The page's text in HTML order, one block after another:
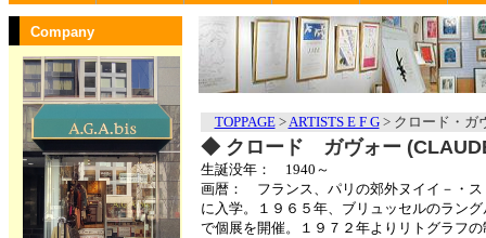
Company
TOPPAGE>ARTISTS E F G > クロード・ガ
◆ クロード ガヴォー
生誕没年： 1940～
画暦： フランス、パリの郊外ヌイイ－・ス
に入学。１９６５年、ブリュッセルのラン
で個展を開催。１９７２年よりリトグラフ